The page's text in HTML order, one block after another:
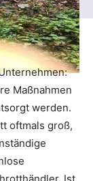
Maßnahmen
werden.
oftmals groß,
Ist